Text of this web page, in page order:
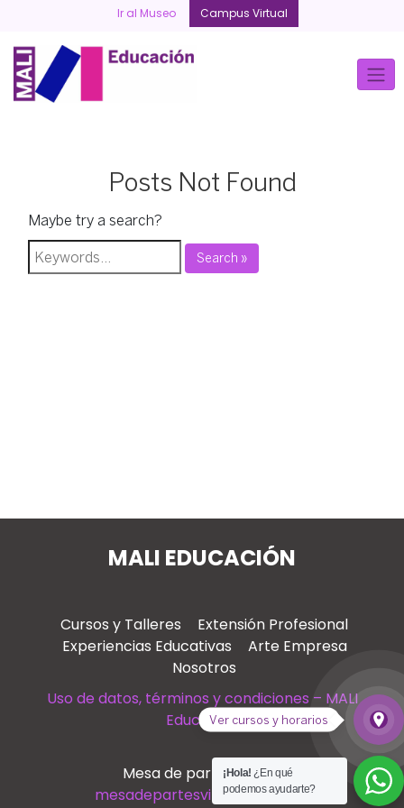
content
Ir al Museo Campus Virtual
Posts Not Found
Maybe try a search?
Search »
MALI EDUCACIÓN
Cursos y Talleres
Extensión Profesional
Experiencias Educativas
Arte Empresa
Nosotros
Uso de datos, términos y condiciones – MALI
Educación
Mesa de partes virtual
mesadepartesvirtual@mali.pe
¡Hola! ¿En qué
podemos ayudarte?
Ver
place
Ver cursos y horarios